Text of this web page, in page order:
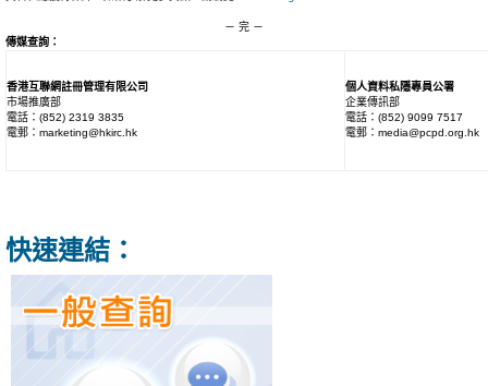
－ 完 －
傳媒查詢：
香港互聯網註冊管理有限公司
市場推廣部
電話：(852) 2319 3835
電郵：marketing@hkirc.hk
個人資料私隱專員公署
企業傳訊部
電話：(852) 9099 7517
電郵：media@pcpd.org.hk
快速連結：